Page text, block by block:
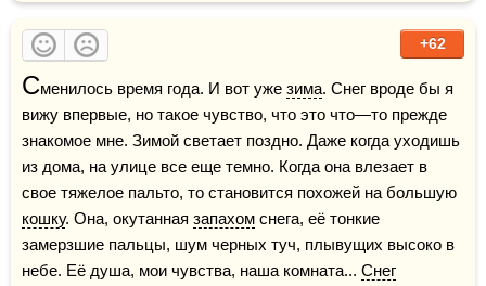
+62
Сменилось время года. И вот уже зима. Снег вроде бы я
вижу впервые, но такое чувство, что это что—то прежде
знакомое мне. Зимой светает поздно. Даже когда уходишь
из дома, на улице все еще темно. Когда она влезает в
кошку. Она, окутанная запахом снега, её тонкие
замерзшие пальцы, шум черных туч, плывущих высоко в
небе. Её душа, мои чувства, наша комната... Снег